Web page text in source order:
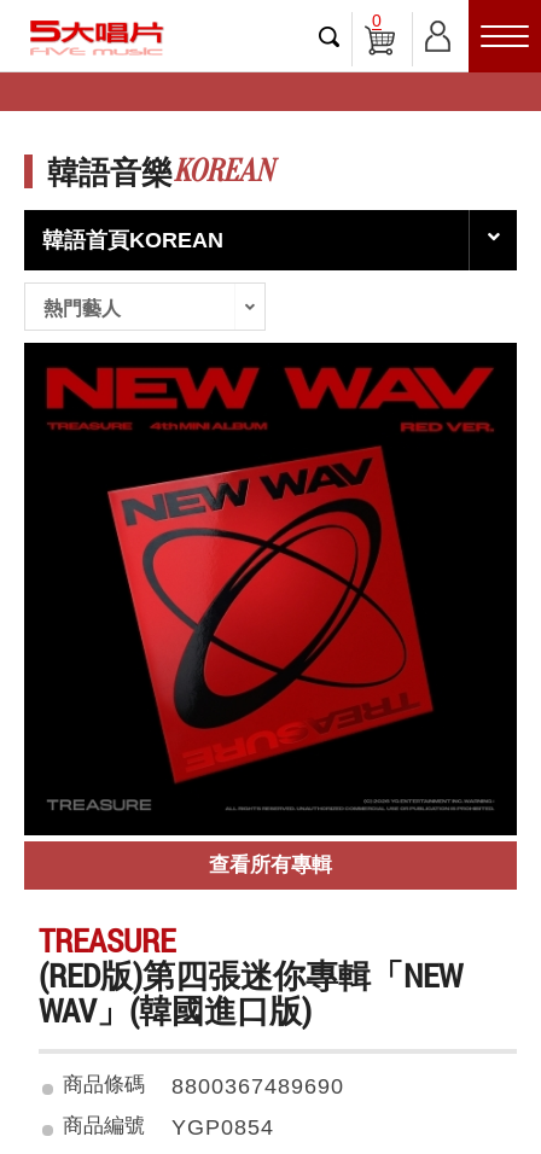
0
韓語音樂KOREAN
韓語首頁KOREAN
熱門藝人
查看所有專輯
TREASURE
(RED版)第四張迷你專輯「NEW
WAV」(韓國進口版)
商品條碼 8800367489690
商品編號 YGP0854